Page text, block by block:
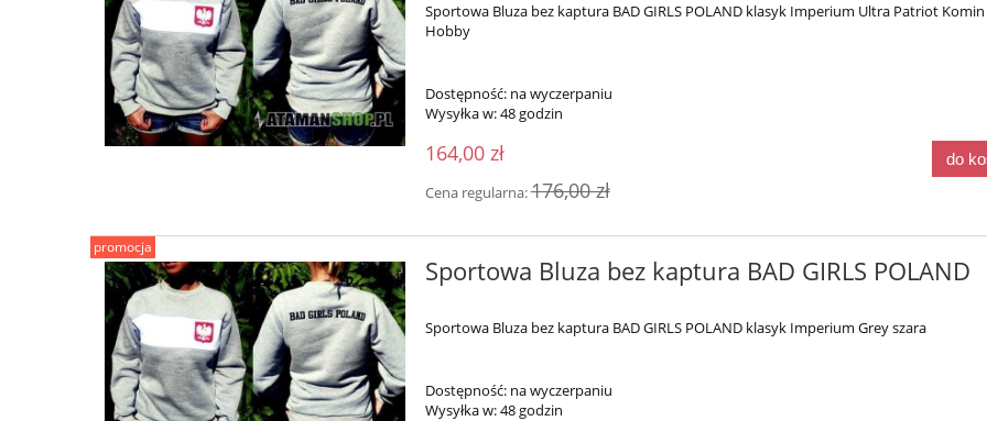
Sportowa Bluza bez kaptura BAD GIRLS POLAND klasyk Imperium Ultra Patriot
Hobby
Dostępność: na wyczerpaniu
Wysyłka w:48 godzin
164,00 zł
Cena regularna:176,00 zł
do
Sportowa Bluza bez kaptura BAD GIRLS POLAND
Sportowa Bluza bez kaptura BAD GIRLS POLAND klasyk Imperium Grey szara
Dostępność: na wyczerpaniu
Wysyłka w:48 godzin
promocja